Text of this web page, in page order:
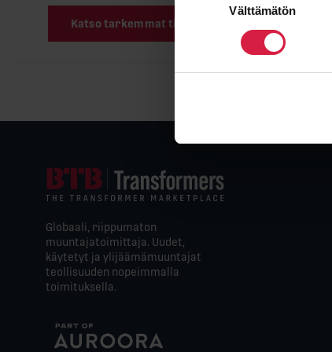
Välttämätön
Katso tarkemmat tiedot
Globaali, riippumaton
muuntajatoimittaja. Uudet,
käytetyt ja ylijäämämuuntajat
teollisuuden nopeimmalla
toimituksella.